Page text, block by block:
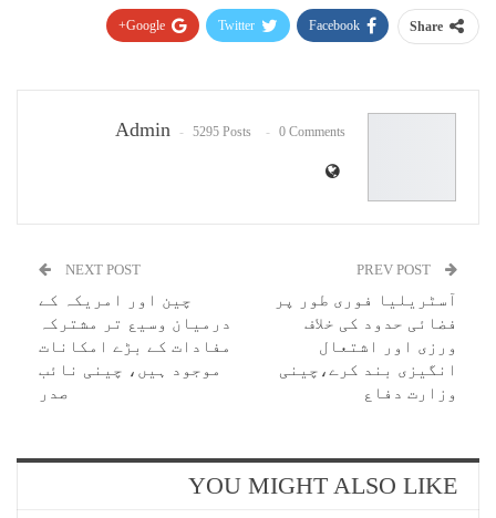
Share
Facebook
Twitter
Google+
Admin 5295 Posts 0 Comments
آسٹریلیا فوری طور پر
فضائی حدود کی خلاف
ورزی اور اشتعال
انگیزی بند کرے،چینی
وزارت دفاع
NEXT POST
چین اور امریکہ کے
درمیان وسیع تر مشترکہ
مفادات کے بڑے امکانات
موجود ہیں، چینی نائب
صدر
YOU MIGHT ALSO LIKE